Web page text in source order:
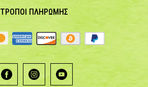
ΤΡΟΠΟΙ ΠΛΗΡΩΜΗΣ